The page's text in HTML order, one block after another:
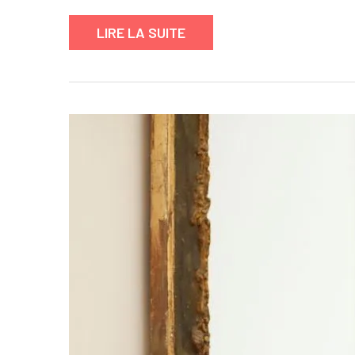
LIRE LA SUITE